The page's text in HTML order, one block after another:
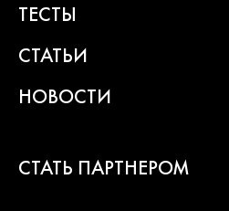
ТЕСТЫ
СТАТЬИ
НОВОСТИ
СТАТЬ ПАРТНЕРОМ